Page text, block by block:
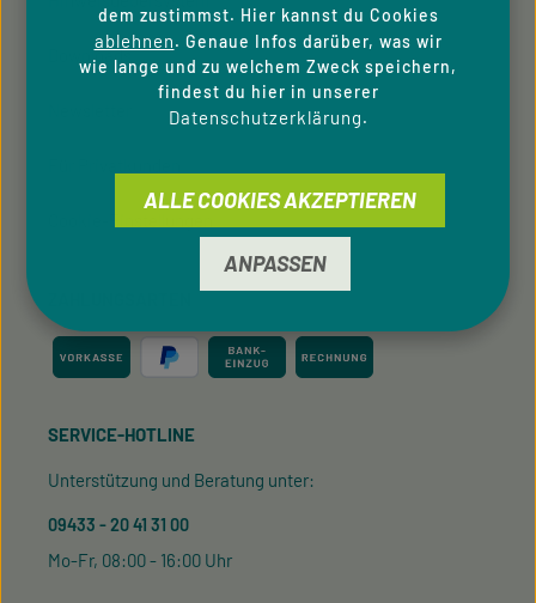
Downloads
SERVICE-HOTLINE
Unterstützung und Beratung unter:
09433 - 20 41 31 00
Mo-Fr, 08:00 - 16:00 Uhr
dem zustimmst. Hier kannst du Cookies
ablehnen. Genaue Infos darüber, was wir
wie lange und zu welchem Zweck speichern,
findest du hier in unserer
Datenschutzerklärung.
ANPASSEN
ALLE COOKIES AKZEPTIEREN